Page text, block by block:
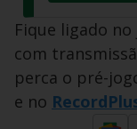
Fique ligado
com
perca o pré-
e no